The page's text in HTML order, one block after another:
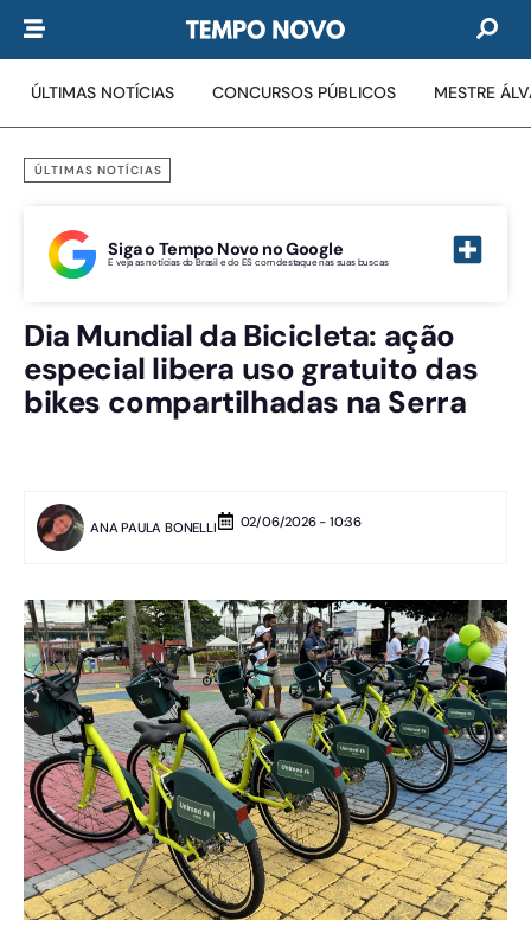
ÚLTIMAS NOTÍCIAS CONCURSOS PÚBLICOS MESTRE
ÚLTIMAS NOTÍCIAS
Siga o Tempo Novo no Google
E veja as notícias do Brasil e do ES com destaque nas suas buscas
Dia Mundial da Bicicleta: ação
especial libera uso gratuito das
bikes compartilhadas na Serra
ANA PAULA BONELLI 02/06/2026 - 10:36